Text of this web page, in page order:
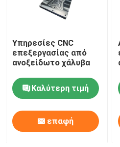
Υπηρεσίες CNC
επεξεργασίας από
ανοξείδωτο χάλυβα
Καλύτερη τιμή
επαφή